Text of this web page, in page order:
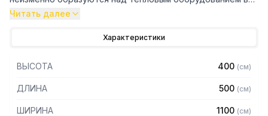
процессе готовки.
Кроме того, зонт втягивает в себя продукты сгорания и
оборудование формирует микроклимат в помещении и
защищает сотрудников горячего цеха.
Особенности:
Читать далее
Характеристики
ВЫСОТА 400 (см)
ДЛИНА 500 (см)
ШИРИНА 1100 (см)